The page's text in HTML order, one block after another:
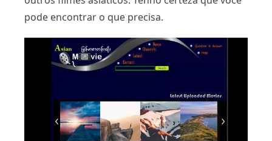
pode encontrar o que precisa.